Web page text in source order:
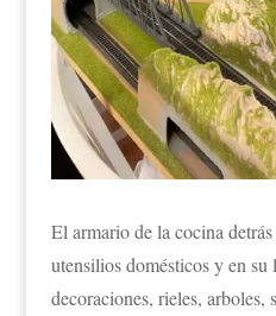
El armario de la cocina
utensilios domésticos y en su
decoraciones, rieles, arboles,